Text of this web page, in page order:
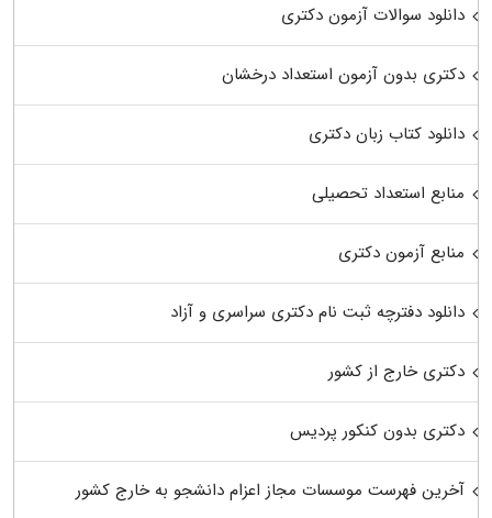
دانلود سوالات آزمون دکتری
دکتری بدون آزمون استعداد درخشان
دانلود کتاب زبان دکتری
منابع استعداد تحصیلی
منابع آزمون دکتری
دانلود دفترچه ثبت نام دکتری سراسری و آزاد
دکتری خارج از کشور
دکتری بدون کنکور پردیس
آخرین فهرست موسسات مجاز اعزام دانشجو به خارج کشور